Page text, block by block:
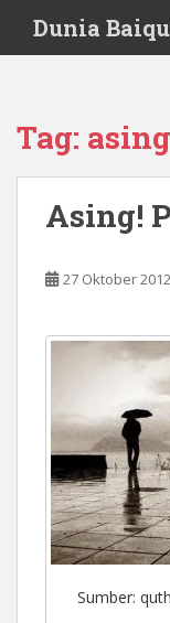
i
Dunia
Tag: asing
Asing!
27 Oktober 2012
Sumber: